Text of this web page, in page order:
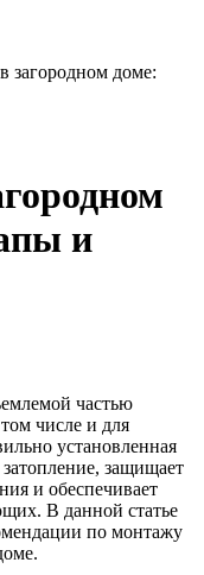
загородном доме:
и
частью
числе и для
установленная
защищает
и обеспечивает
В данной статье
по монтажу